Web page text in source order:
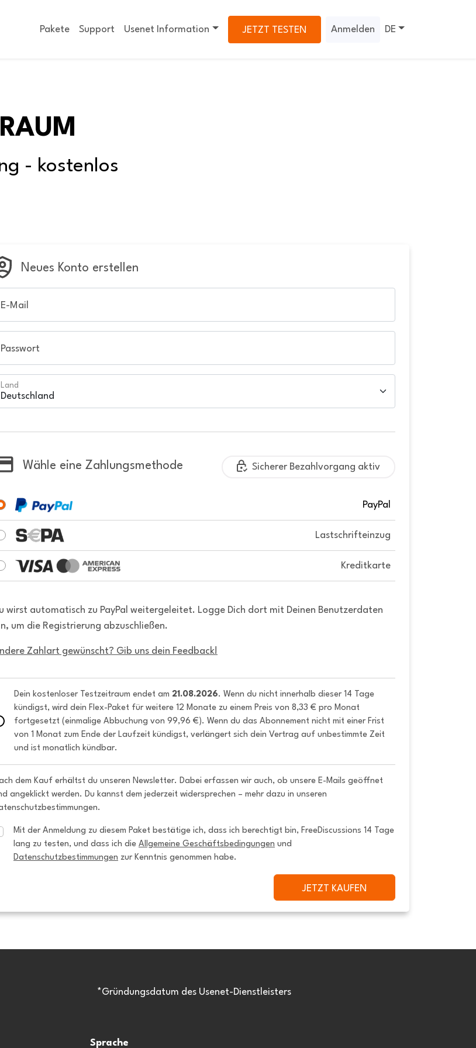
Pakete Support Usenet Information JETZT TESTEN Anmelden DE
- kostenlos
Neues Konto erstellen
E-Mail
Passwort
Land
Wähle eine Zahlungsmethode Sicherer Bezahlvorgang aktiv
PayPal
Lastschrifteinzug
Kreditkarte
wirst automatisch zu PayPal weitergeleitet. Logge Dich dort mit Deinen Benutzerdaten
um die Registrierung abzuschließen.
Zahlart gewünscht? Gib uns dein Feedback!
Dein kostenloser Testzeitraum endet am 21.08.2026. Wenn du nicht innerhalb dieser 14 Tage
kündigst, wird dein Flex-Paket für weitere 12 Monate zu einem Preis von 8,33 € pro Monat
fortgesetzt (einmalige Abbuchung von 99,96 €). Wenn du das Abonnement nicht mit einer Frist
von 1 Monat zum Ende der Laufzeit kündigst, verlängert sich dein Vertrag auf unbestimmte Zeit
und ist monatlich kündbar.
dem Kauf erhältst du unseren Newsletter. Dabei erfassen wir auch, ob unsere E-Mails geöffnet
angeklickt werden. Du kannst dem jederzeit widersprechen – mehr dazu in unseren
Mit der Anmeldung zu diesem Paket bestätige ich, dass ich berechtigt bin, FreeDiscussions 14 Tage
lang zu testen, und dass ich die Allgemeine Geschäftsbedingungen
Datenschutzbestimmungen zur Kenntnis genommen habe.
JETZT KAUFEN
*Gründungsdatum des Usenet-Dienstleisters
Sprache